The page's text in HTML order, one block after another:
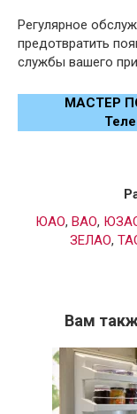
Регулярное
предотвратить
службы вашего
МАСТЕР
ЮАО, ВАО,
ЗЕЛАО,
Вам